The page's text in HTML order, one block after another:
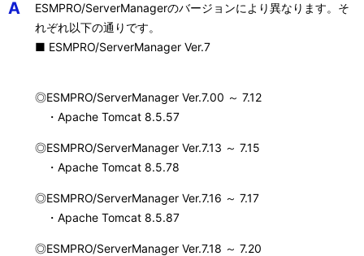
A
ESMPRO/ServerManagerのバージョンにより異なります。そ
れぞれ以下の通りです。
■ ESMPRO/ServerManager Ver.7
◎ESMPRO/ServerManager Ver.7.00 ～ 7.12
・Apache Tomcat 8.5.57
◎ESMPRO/ServerManager Ver.7.13 ～ 7.15
・Apache Tomcat 8.5.78
◎ESMPRO/ServerManager Ver.7.16 ～ 7.17
・Apache Tomcat 8.5.87
◎ESMPRO/ServerManager Ver.7.18 ～ 7.20